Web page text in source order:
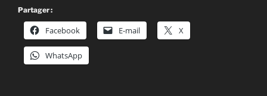
Partager :
Facebook E-mail X
WhatsApp